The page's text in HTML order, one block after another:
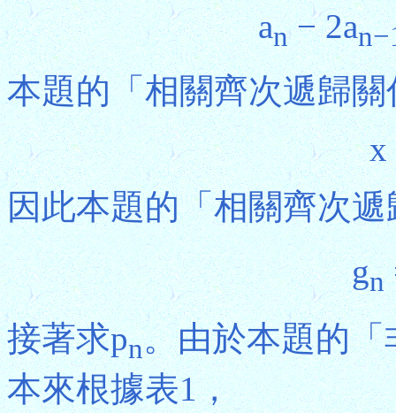
an− 2a
本題的「相關齊次遞歸
x
因此本題的「相關齊次
gn
接著求pn。由於本題的
本來根據表1，